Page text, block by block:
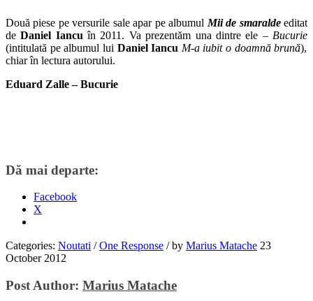
Două piese pe versurile sale apar pe albumul Mii de smaraldeeditat
deDaniel Iancu în 2011. Va prezentăm una dintre ele – Bucurie
(intitulată pe albumul lui Daniel Iancu M-a iubit o doamnă brună),
chiar în lectura autorului.
Eduard Zalle – Bucurie
Dă mai departe:
Facebook
X
Categories: Noutati / One Response /by Marius Matache 23
October 2012
Post Author: Marius Matache